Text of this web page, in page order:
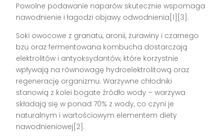
Powolne podawanie naparów skutecznie wspomaga
nawodnienie i łagodzi objawy odwodnienia[1][3].
Soki owocowe z granatu, aronii, żurawiny i czarnego
bzu oraz fermentowana kombucha dostarczają
elektrolitów i antyoksydantów, które korzystnie
wpływają na równowagę hydroelektrolitową oraz
regenerację organizmu. Warzywne chłodniki
stanowią z kolei bogate źródło wody – warzywa
składają się w ponad 70% z wody, co czyni je
naturalnym i wartościowym elementem diety
nawodnieniowej[2].